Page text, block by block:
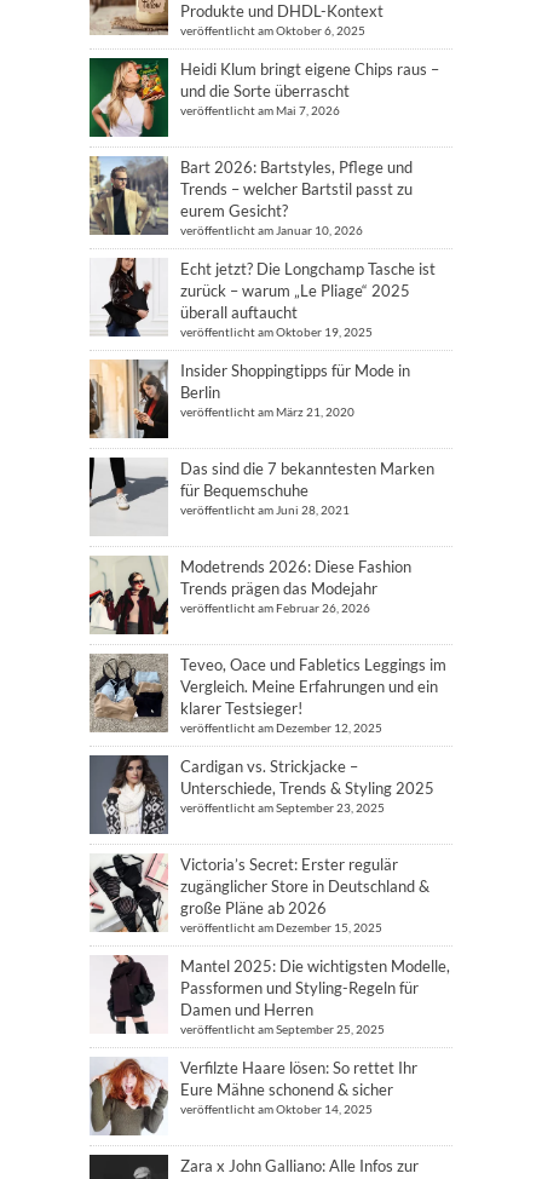
Produkte und DHDL-Kontext
veröffentlicht am Oktober 6, 2025
Heidi Klum bringt eigene Chips raus –
und die Sorte überrascht
veröffentlicht am Mai 7, 2026
Bart 2026: Bartstyles, Pflege und
Trends – welcher Bartstil passt zu
eurem Gesicht?
veröffentlicht am Januar 10, 2026
Echt jetzt? Die Longchamp Tasche ist
zurück – warum „Le Pliage“ 2025
überall auftaucht
veröffentlicht am Oktober 19, 2025
Insider Shoppingtipps für Mode in
Berlin
veröffentlicht am März 21, 2020
Das sind die 7 bekanntesten Marken
für Bequemschuhe
veröffentlicht am Juni 28, 2021
Modetrends 2026: Diese Fashion
Trends prägen das Modejahr
veröffentlicht am Februar 26, 2026
Teveo, Oace und Fabletics Leggings im
Vergleich. Meine Erfahrungen und ein
klarer Testsieger!
veröffentlicht am Dezember 12, 2025
Cardigan vs. Strickjacke –
Unterschiede, Trends & Styling 2025
veröffentlicht am September 23, 2025
Victoria’s Secret: Erster regulär
zugänglicher Store in Deutschland &
große Pläne ab 2026
veröffentlicht am Dezember 15, 2025
Mantel 2025: Die wichtigsten Modelle,
Passformen und Styling-Regeln für
Damen und Herren
veröffentlicht am September 25, 2025
Verfilzte Haare lösen: So rettet Ihr
Eure Mähne schonend & sicher
veröffentlicht am Oktober 14, 2025
Zara x John Galliano: Alle Infos zur